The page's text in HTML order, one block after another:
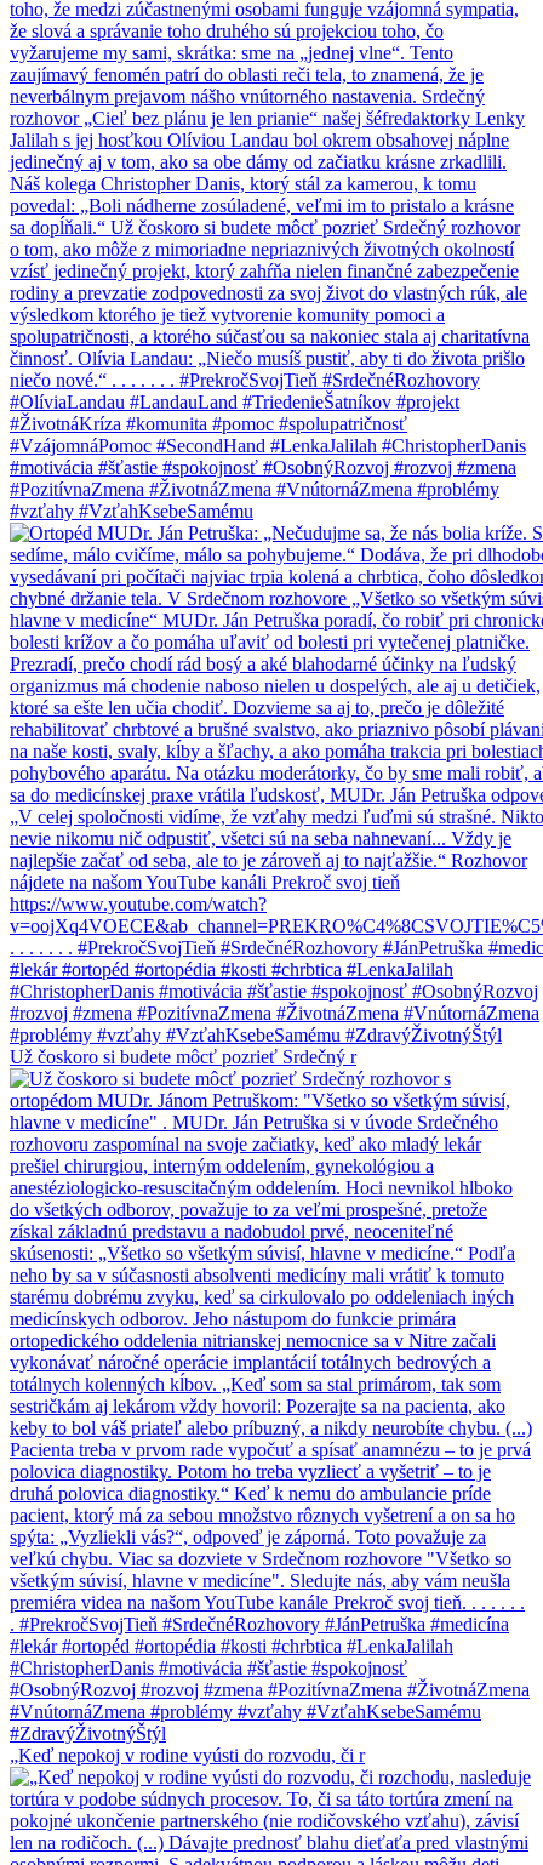
Už čoskoro si budete môcť pozrieť Srdečný r
„Keď nepokoj v rodine vyústi do rozvodu, či r